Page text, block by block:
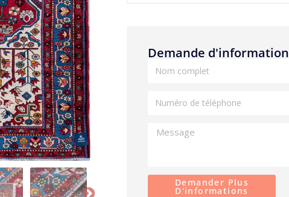
Demande d'information
Demander Plus
D'informations